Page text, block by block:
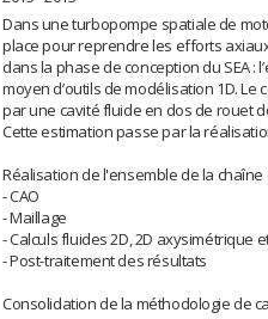
Dans une turbopompe spatiale de
place pour reprendre les efforts
dans la phase de conception du SEA
moyen d’outils de modélisation 1D.
par une cavité fluide en dos de rouet
Cette estimation passe par la
Réalisation de l'ensemble de la chaîne
- CAO
- Maillage
- Calculs fluides 2D, 2D axysimétrique
- Post-traitement des résultats
Consolidation de la méthodologie de